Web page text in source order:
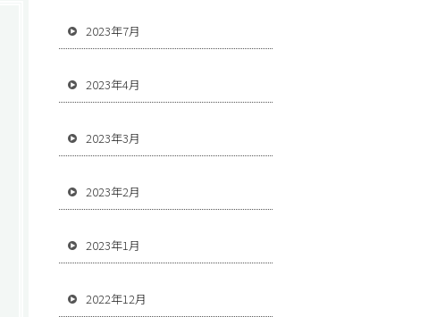
2023年7月
2023年4月
2023年3月
2023年2月
2023年1月
2022年12月